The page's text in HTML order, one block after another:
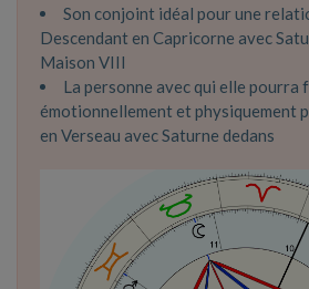
Son conjoint idéal pour une
Descendant en Capricorne avec
Maison VIII
La personne avec qui elle pourra
émotionnellement et physiquement
en Verseau avec Saturne dedans